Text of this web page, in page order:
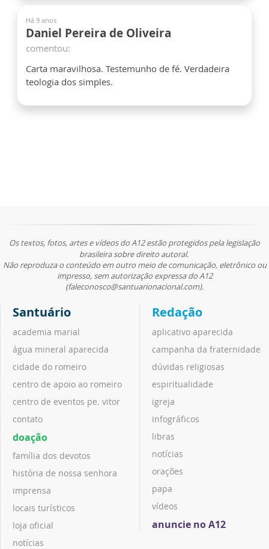
Há 9 anos
Daniel Pereira de Oliveira
comentou:
Carta maravilhosa. Testemunho de fé. Verdadeira
teologia dos simples.
Os textos, fotos, artes e vídeos do A12 estão protegidos pela legislação
brasileira sobre direito autoral.
Não reproduza o conteúdo em outro meio de comunicação, eletrônico ou
impresso, sem autorização expressa do A12
(faleconosco@santuarionacional.com).
Santuário
academia marial
água mineral aparecida
cidade do romeiro
centro de apoio ao romeiro
centro de eventos pe. vitor
contato
doação
família dos devotos
história de nossa senhora
imprensa
locais turísticos
loja oficial
notícias
Redação
aplicativo aparecida
campanha da fraternidade
dúvidas religiosas
espiritualidade
igreja
infográficos
libras
notícias
orações
papa
vídeos
anuncie no A12